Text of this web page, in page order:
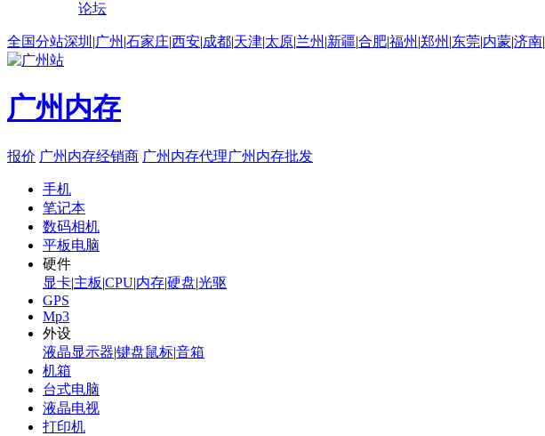
论坛
全国分站深圳 |广州 |石家庄|西安|成都|天津|太原|兰州 |新疆|合肥|福州 |郑州 |东莞|内蒙|济南|
广州内存
报价 广州内存经销商 广州内存代理广州内存批发
手机
笔记本
数码相机
平板电脑
硬件
显卡|主板|CPU|内存|硬盘|光驱
GPS
Mp3
外设
液晶显示器|键盘鼠标|音箱
机箱
台式电脑
液晶电视
打印机